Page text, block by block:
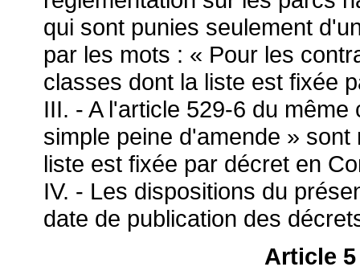
qui sont punies seulement
par les mots : « Pour les
classes dont la liste est fixée
III. - A l'article 529-6 du
simple peine d'amende »
liste est fixée par décret en
IV. - Les dispositions du
date de publication des
Article